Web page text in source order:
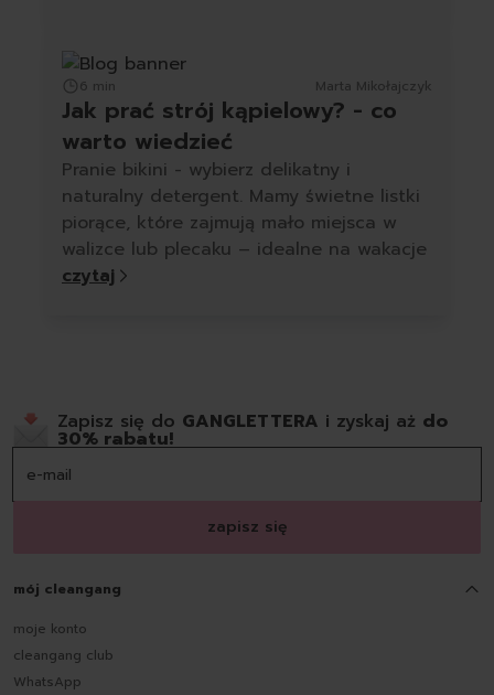
6 min Marta Mikołajczyk
Jak prać strój kąpielowy? - co
warto wiedzieć
Pranie bikini - wybierz delikatny i
naturalny detergent. Mamy świetne listki
piorące, które zajmują mało miejsca w
walizce lub plecaku – idealne na wakacje
czytaj
Zapisz się do GANGLETTERA i zyskaj aż do
30% rabatu!
zapisz się
mój cleangang
moje konto
cleangang club
WhatsApp